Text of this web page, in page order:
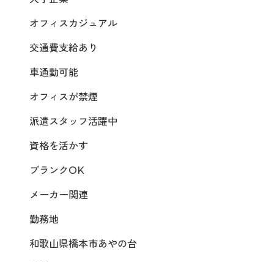
オフィスカジュアル
交通費支給あり
車通勤可能
オフィスが禁煙
派遣スタッフ活躍中
資格を活かす
ブランクOK
メーカー関連
勤務地
和歌山県橋本市あやの台